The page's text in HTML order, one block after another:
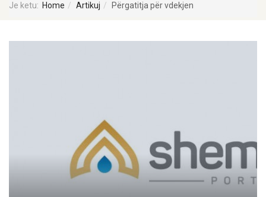
Je ketu: Home Artikuj Përgatitja për vdekjen